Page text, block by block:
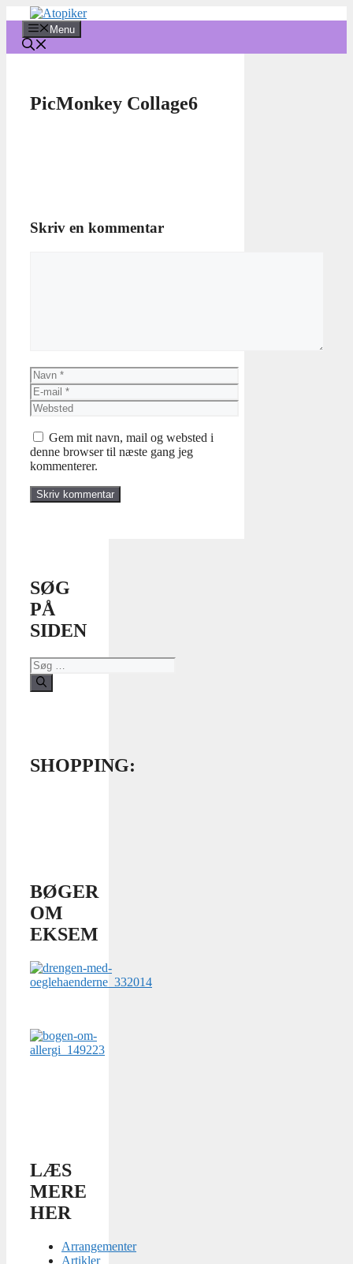
indhold
Menu
PicMonkey Collage6
Skriv en kommentar
Navn
E-
mail
Websted
Gem mit navn, mail og websted i
denne browser til næste gang jeg
kommenterer.
SØG
PÅ
SIDEN
Søg
efter:
SHOPPING:
BØGER
OM
EKSEM
LÆS
MERE
HER
Arrangementer
Artikler